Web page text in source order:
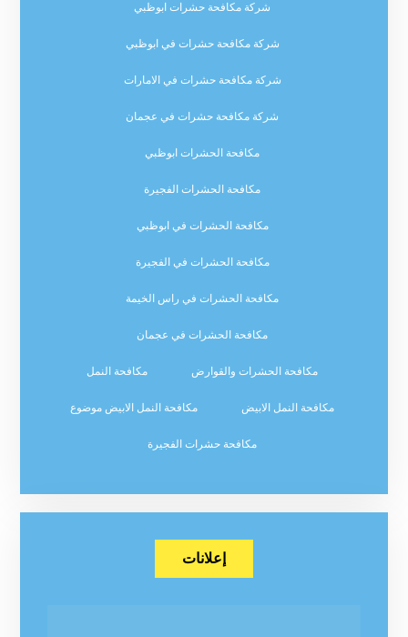
شركة مكافحة حشرات ابوظبي
شركة مكافحة حشرات في ابوظبي
شركة مكافحة حشرات في الامارات
شركة مكافحة حشرات في عجمان
مكافحة الحشرات ابوظبي
مكافحة الحشرات الفجيرة
مكافحة الحشرات في ابوظبي
مكافحة الحشرات في الفجيرة
مكافحة الحشرات في راس الخيمة
مكافحة الحشرات في عجمان
مكافحة الحشرات والقوارض مكافحة النمل
مكافحة النمل الابيض مكافحة النمل الابيض موضوع
مكافحة حشرات الفجيرة
إعلانات